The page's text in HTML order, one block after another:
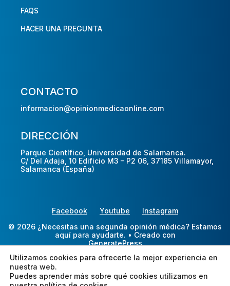
FAQS
HACER UNA PREGUNTA
CONTACTO
informacion@opinionmedicaonline.com
DIRECCIÓN
Parque Científico, Universidad de Salamanca.
C/ Del Adaja, 10 Edificio M3 – P2 06, 37185 Villamayor,
Salamanca (España)
Facebook Youtube
Instagram
© 2026 ¿Necesitas una segunda opinión médica? Estamos
aquí para ayudarte. • Creado con
GeneratePress
Utilizamos cookies para ofrecerte la mejor experiencia en
nuestra web.
Puedes aprender más sobre qué cookies utilizamos en